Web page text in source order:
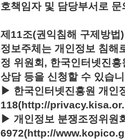
호책임자 및 담당부서로
제11조(권익침해 구제방법)
정보주체는 개인정보 침해
정 위원회, 한국인터넷진
상담 등을 신청할 수 있습
▶ 한국인터넷진흥원 개인
118(http://
▶ 개인정보 분쟁조정위원
6972(http://